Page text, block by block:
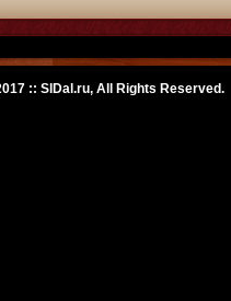
:: SlDal.ru, All Rights Reserved.